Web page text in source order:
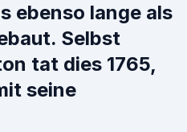
ebenso lange als
Selbst
tat dies 1765,
seine